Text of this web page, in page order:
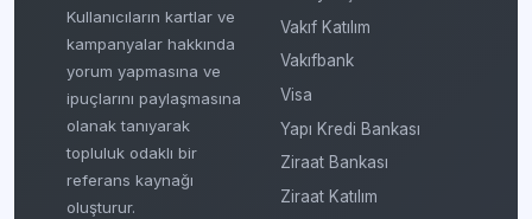
Kullanıcıların kartlar ve
kampanyalar hakkında
yorum yapmasına ve
ipuçlarını paylaşmasına
olanak tanıyarak
topluluk odaklı bir
referans kaynağı
oluşturur.
Vakıf Katılım
Vakıfbank
Visa
Yapı Kredi Bankası
Ziraat Bankası
Ziraat Katılım